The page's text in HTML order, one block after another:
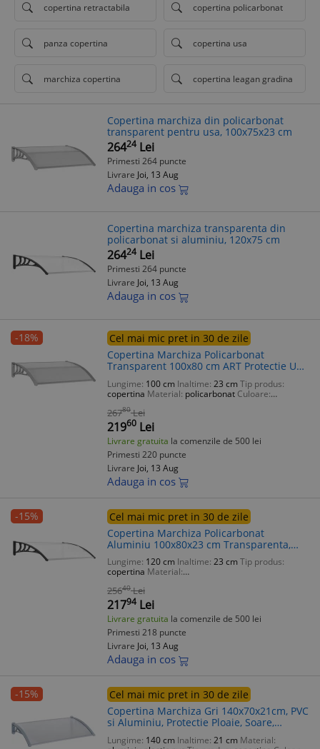
copertina retractabila copertina policarbonat
panza copertina copertina usa
marchiza copertina copertina leagan gradina
Copertina marchiza din policarbonat
transparent pentru usa, 100x75x23 cm
26424 Lei
Primesti 264 puncte
Livrare Joi, 13 Aug
Adauga in cos
Copertina marchiza transparenta din
policarbonat si aluminiu, 120x75 cm
26424 Lei
Primesti 264 puncte
Livrare Joi, 13 Aug
Adauga in cos
-18%
Cel mai mic pret in 30 de zile
Copertina Marchiza Policarbonat
Transparent 100x80 cm ART Protectie UV
Ploaie Zapada
Lungime: 100 cm Inaltime: 23 cmTip produs:
copertina Material: policarbonat Culoare:
26780 Lei
21960 Lei
Livrare gratuita la comenzile de 500 lei
Primesti 220 puncte
Livrare Joi, 13 Aug
Adauga in cos
-15%
Cel mai mic pret in 30 de zile
Copertina Marchiza Policarbonat
Aluminiu 100x80x23 cm Transparenta,
Protectie UV, Impermeabila, ART
Lungime: 120 cm Inaltime: 23 cmTip produs:
copertina Material:
transparent
25640 Lei
21794 Lei
Livrare gratuita la comenzile de 500 lei
Primesti 218 puncte
Livrare Joi, 13 Aug
Adauga in cos
-15%
Cel mai mic pret in 30 de zile
Copertina Marchiza Gri 140x70x21cm, PVC
si Aluminiu, Protectie Ploaie, Soare,
Grindina
Lungime: 140 cm Inaltime: 21 cm Material: